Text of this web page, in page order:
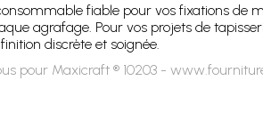
fiable pour vos fixations de
agrafage. Pour vos projets de
discrète et soignée.
pour Maxicraft ® 10203 -